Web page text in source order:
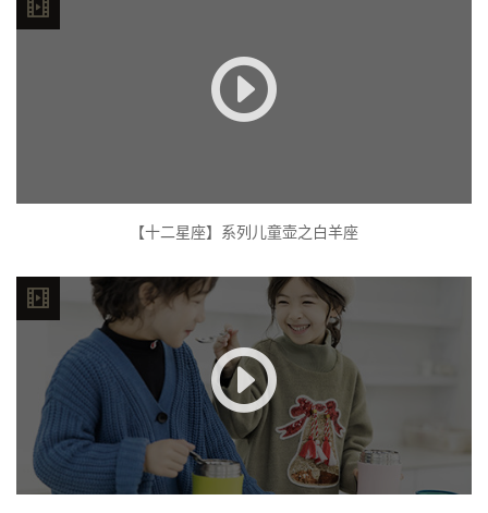
【十二星座】系列儿童壶之白羊座